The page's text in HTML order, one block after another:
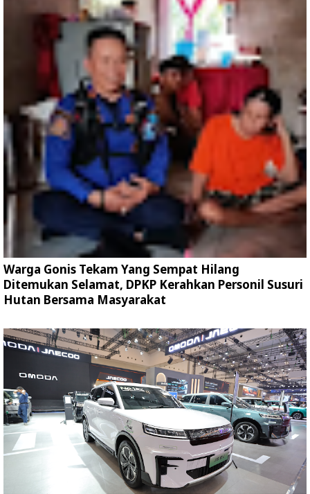
Warga Gonis Tekam Yang Sempat Hilang
Ditemukan Selamat, DPKP Kerahkan Personil Susuri
Hutan Bersama Masyarakat